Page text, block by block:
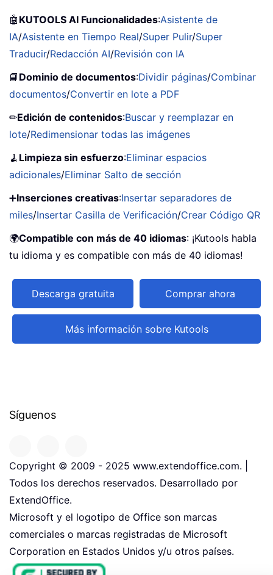
🤖 KUTOOLS AI Funcionalidades:Asistente de
IA/Asistente en Tiempo Real/Super Pulir/Super
Traducir/Redacción AI/Revisión con IA
📘 Dominio de documentos:Dividir páginas/Combinar
documentos/Convertir en lote a PDF
✏Edición de contenidos:Buscar y reemplazar en
lote/Redimensionar todas las imágenes
🧹 Limpieza sin esfuerzo:Eliminar espacios
adicionales/Eliminar Salto de sección
➕Inserciones creativas:Insertar separadores de
miles/Insertar Casilla de Verificación/Crear Código QR
🌍Compatible con más de 40 idiomas: ¡Kutools habla
tu idioma y es compatible con más de 40 idiomas!
Descarga gratuita Comprar ahora
Más información sobre Kutools
Síguenos
Copyright © 2009 - 2025 www.extendoffice.com. |
Todos los derechos reservados. Desarrollado por
ExtendOffice.
Microsoft y el logotipo de Office son marcas
comerciales o marcas registradas de Microsoft
Corporation en Estados Unidos y/u otros países.